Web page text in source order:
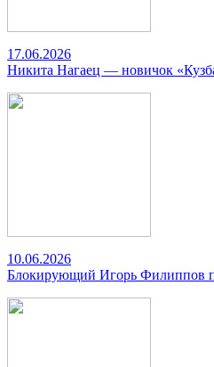
17.06.2026
Никита Нагаец — новичок
10.06.2026
Блокирующий Игорь Филиппов